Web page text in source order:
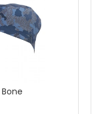
Bone